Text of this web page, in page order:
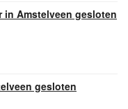
in Amstelveen gesloten
gesloten